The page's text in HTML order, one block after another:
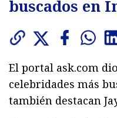
buscados en
El portal ask.com
celebridades más
también destacan